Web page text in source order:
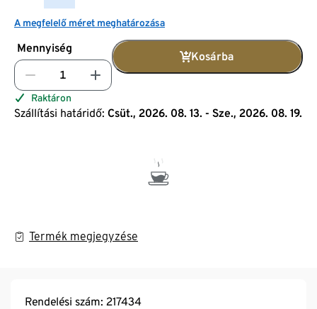
A megfelelő méret meghatározása
Mennyiség
Kosárba
Raktáron
Szállítási határidő: Csüt., 2026. 08. 13. - Sze., 2026. 08. 19.
Termék megjegyzése
Rendelési szám: 217434